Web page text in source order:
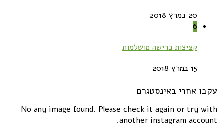
20 במרץ 2018
6
קציצות כרישה מושלמות
15 במרץ 2018
עקבו אחרי באינסטגרם
No any image found. Please check it again or try with
another instagram account.